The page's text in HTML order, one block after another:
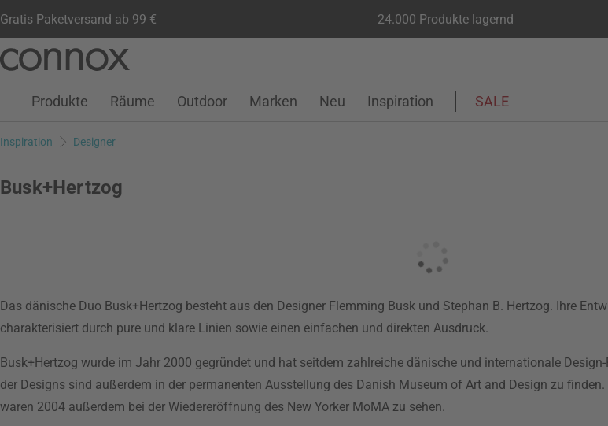
Gratis Paketversand ab 99 € 24.000 Produkte lagernd
Seiteninhalt
Suchfeld
Kundenkonto
Wunschliste
Warenkorb
Produkte Räume Outdoor Marken Neu Inspiration SALE
Inspiration Designer
Busk+Hertzog
Das dänische Duo Busk+Hertzog besteht aus den Designer Flemming Busk und Stephan B. Hertzog. Ihre
charakterisiert durch pure und klare Linien sowie einen einfachen und direkten Ausdruck.
Busk+Hertzog wurde im Jahr 2000 gegründet und hat seitdem zahlreiche dänische und internationale
der Designs sind außerdem in der permanenten Ausstellung des Danish Museum of Art and Design zu finden.
waren 2004 außerdem bei der Wiedereröffnung des New Yorker MoMA zu sehen.